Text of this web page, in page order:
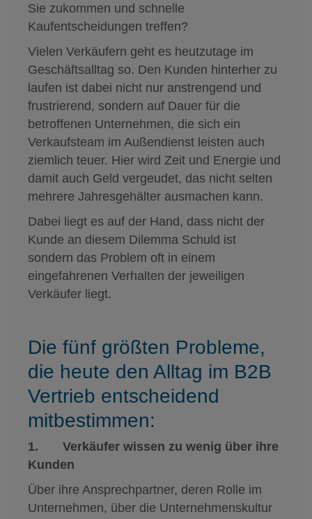
Sie zukommen und schnelle
Kaufentscheidungen treffen?
Vielen Verkäufern geht es heutzutage im
Geschäftsalltag so. Den Kunden hinterher zu
laufen ist dabei nicht nur anstrengend und
frustrierend, sondern auf Dauer für die
betroffenen Unternehmen, die sich ein
Verkaufsteam im Außendienst leisten auch
ziemlich teuer. Hier wird Zeit und Energie und
damit auch Geld vergeudet, das nicht selten
mehrere Jahresgehälter ausmachen kann.
Dabei liegt es auf der Hand, dass nicht der
Kunde an diesem Dilemma Schuld ist
sondern das Problem oft in einem
eingefahrenen Verhalten der jeweiligen
Verkäufer liegt.
Die fünf größten Probleme,
die heute den Alltag im B2B
Vertrieb entscheidend
mitbestimmen:
1. Verkäufer wissen zu wenig über ihre
Kunden
Über ihre Ansprechpartner, deren Rolle im
Unternehmen, über die Unternehmenskultur